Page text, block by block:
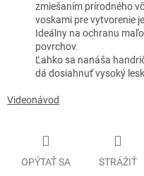
zmiešaním prírodného
voskami pre vytvorenie
Ideálny na ochranu
povrchov.
Ľahko sa nanáša
dá dosiahnuť vysoký
Videonávod
OPÝTAŤ SA STRÁŽIŤ